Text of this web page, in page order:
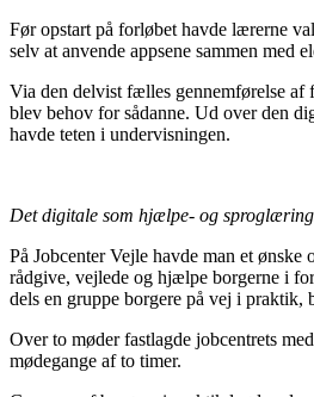
Før opstart på forløbet havde lærerne
selv at anvende appsene sammen med
Via den delvist fælles gennemførelse
blev behov for sådanne. Ud over den
havde teten i undervisningen.
Det digitale som hjælpe- og
På Jobcenter Vejle havde man et
rådgive, vejlede og hjælpe borgerne i
dels en gruppe borgere på vej i
Over to møder fastlagde jobcentrets
mødegange af to timer.